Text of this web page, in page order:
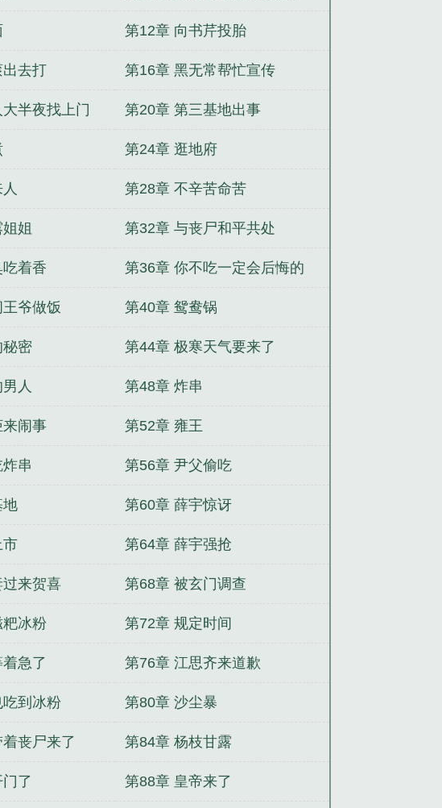
第12章 向书芹投胎
去打 第16章 黑无常帮忙宣传
半夜找上门 第20章 第三基地出事
第24章 逛地府
第28章 不辛苦命苦
姐 第32章 与丧尸和平共处
着香 第36章 你不吃一定会后悔的
爷做饭 第40章 鸳鸯锅
秘密 第44章 极寒天气要来了
人 第48章 炸串
闹事 第52章 雍王
串 第56章 尹父偷吃
地 第60章 薛宇惊讶
市 第64章 薛宇强抢
来贺喜 第68章 被玄门调查
冰粉 第72章 规定时间
急了 第76章 江思齐来道歉
到冰粉 第80章 沙尘暴
丧尸来了 第84章 杨枝甘露
了 第88章 皇帝来了